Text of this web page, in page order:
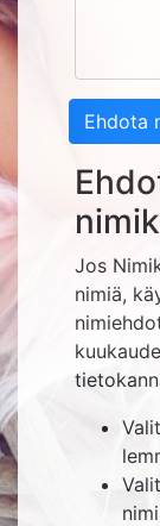
Ehdota
Jos
nimiä,